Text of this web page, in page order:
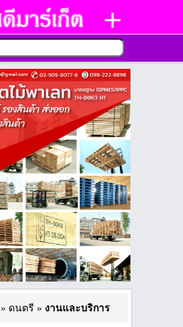
» ดนตรี » งานและบริการ